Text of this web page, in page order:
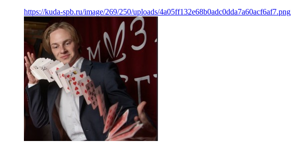
https://kuda-spb.ru/image/269/250/uploads/4a05ff132e68b0adc0dda7a60acf6af7.png